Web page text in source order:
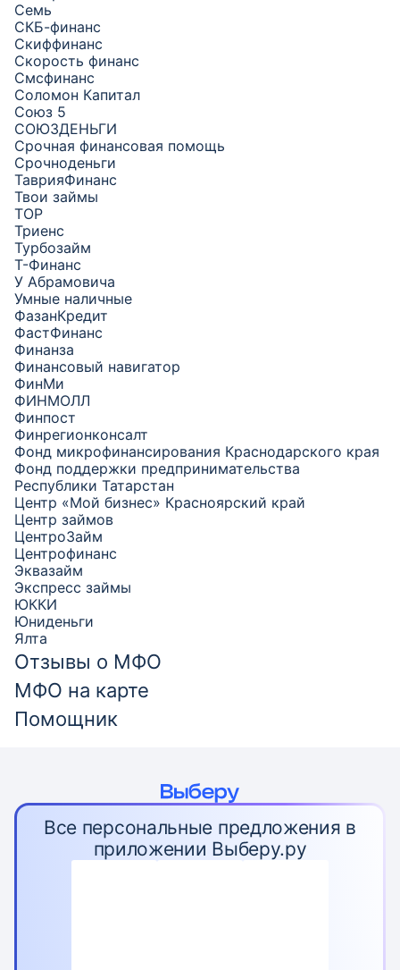
Семь
СКБ-финанс
Скиффинанс
Скорость финанс
Смсфинанс
Соломон Капитал
Союз 5
СОЮЗДЕНЬГИ
Срочная финансовая помощь
Срочноденьги
ТаврияФинанс
Твои займы
ТОР
Триенс
Турбозайм
Т-Финанс
У Абрамовича
Умные наличные
ФазанКредит
ФастФинанс
Финанза
Финансовый навигатор
ФинМи
ФИНМОЛЛ
Финпост
Финрегионконсалт
Фонд микрофинансирования Краснодарского края
Фонд поддержки предпринимательства
Республики Татарстан
Центр «Мой бизнес» Красноярский край
Центр займов
ЦентроЗайм
Центрофинанс
Эквазайм
Экспресс займы
ЮККИ
Юниденьги
Ялта
Отзывы о МФО
МФО на карте
Помощник
Все персональные предложения в
приложении Выберу.ру